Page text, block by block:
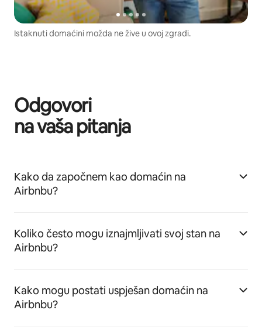
Istaknuti domaćini možda ne žive u ovoj zgradi.
Odgovori
na vaša pitanja
Kako da započnem kao domaćin na
Airbnbu?
Koliko često mogu iznajmljivati svoj stan na
Airbnbu?
Kako mogu postati uspješan domaćin na
Airbnbu?